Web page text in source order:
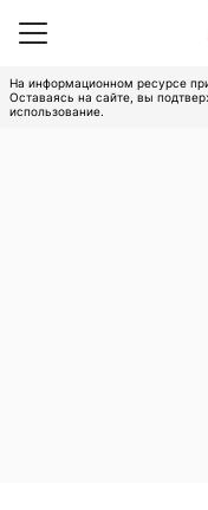
На информационном ресурсе
Оставаясь на сайте, вы
использование.